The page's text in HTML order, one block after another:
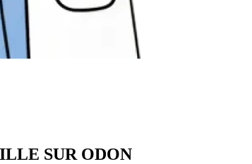
SUR ODON